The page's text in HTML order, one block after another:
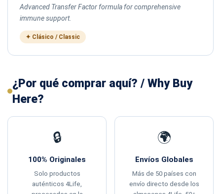
Advanced Transfer Factor formula for comprehensive
immune support.
✦ Clásico / Classic
¿Por qué comprar aquí? / Why Buy
Here?
🔒
100% Originales
Solo productos
auténticos 4Life,
🌍
Envíos Globales
Más de 50 países con
envío directo desde los